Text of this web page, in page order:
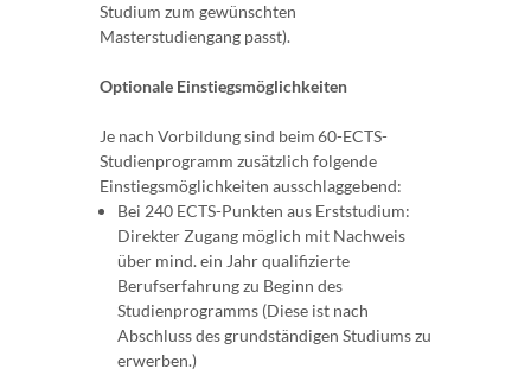
Studium zum gewünschten
Masterstudiengang passt).
Optionale Einstiegsmöglichkeiten
Je nach Vorbildung sind beim 60-ECTS-
Studienprogramm zusätzlich folgende
Einstiegsmöglichkeiten ausschlaggebend:
Bei 240 ECTS-Punkten aus Erststudium:
Direkter Zugang möglich mit Nachweis
über mind. ein Jahr qualifizierte
Berufserfahrung zu Beginn des
Studienprogramms (Diese ist nach
Abschluss des grundständigen Studiums zu
erwerben.)